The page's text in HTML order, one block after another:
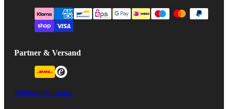
Partner & Versand
Widerrufsformular